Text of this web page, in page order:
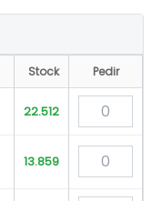
Stock Pedir
22.512
13.859